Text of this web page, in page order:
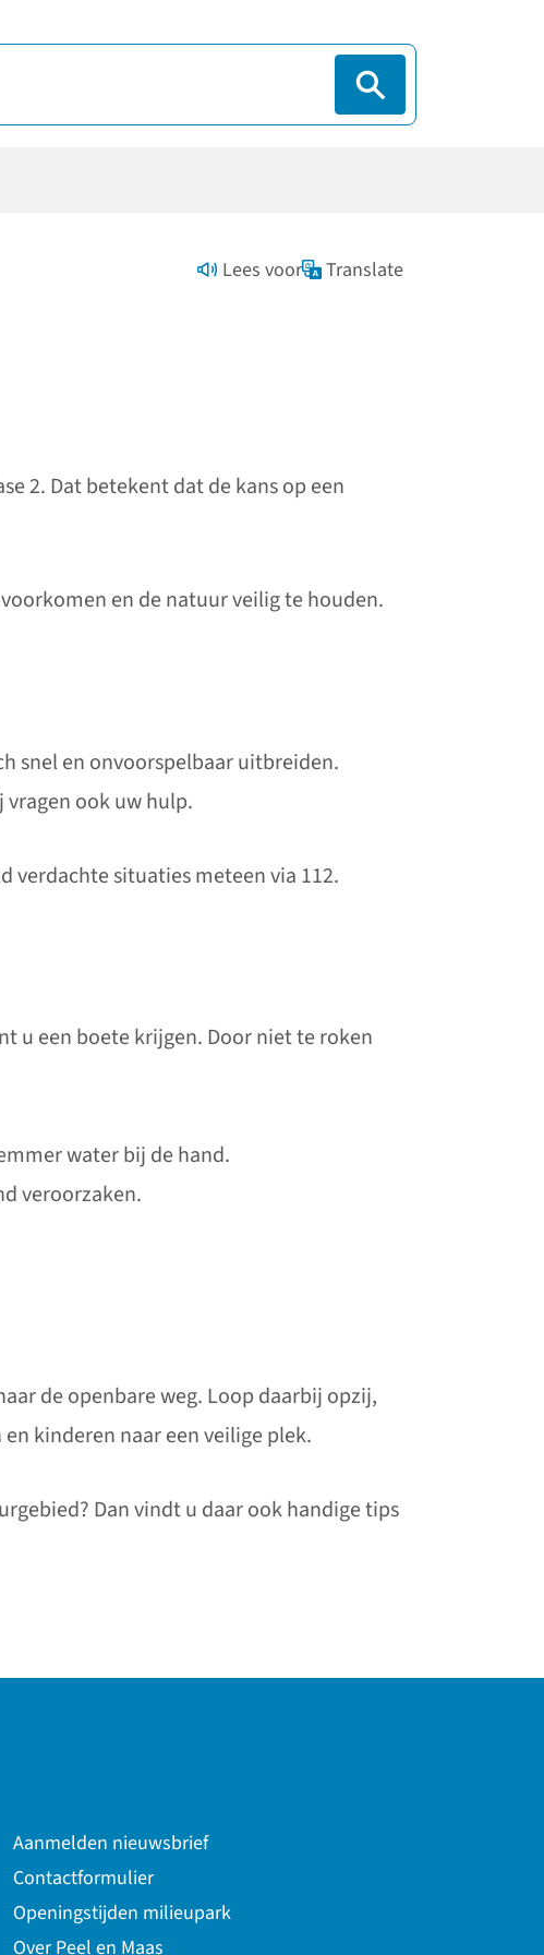
Lees voor Translate
2. Dat betekent dat de kans op een
en de natuur veilig te houden.
snel en onvoorspelbaar uitbreiden.
ook uw hulp.
verdachte situaties meteen via 112.
u een boete krijgen. Door niet te roken
water bij de hand.
veroorzaken.
de openbare weg. Loop daarbij opzij,
kinderen naar een veilige plek.
Dan vindt u daar ook handige tips
Aanmelden nieuwsbrief
Contactformulier
Openingstijden milieupark
Over Peel en Maas